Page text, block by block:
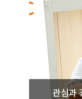
관심과